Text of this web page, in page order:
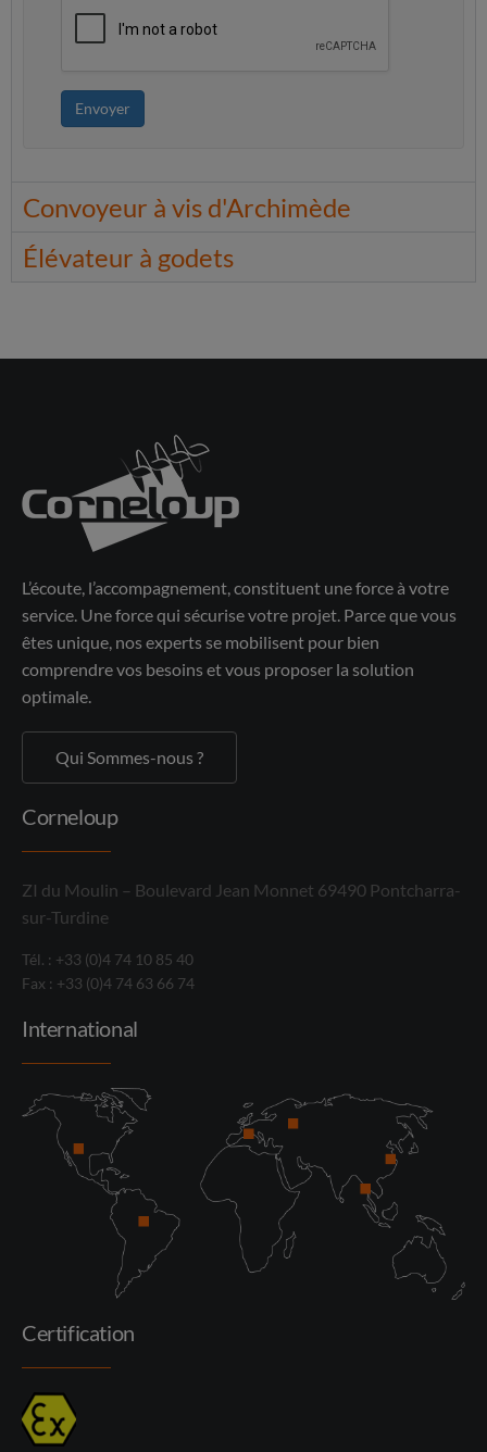
Envoyer
Convoyeur à vis d'Archimède
Élévateur à godets
L’écoute, l’accompagnement, constituent une force à votre
service. Une force qui sécurise votre projet. Parce que vous
êtes unique, nos experts se mobilisent pour bien
comprendre vos besoins et vous proposer la solution
optimale.
Qui Sommes-nous ?
Corneloup
ZI du Moulin – Boulevard Jean Monnet 69490 Pontcharra-
sur-Turdine
Tél. : +33 (0)4 74 10 85 40
Fax : +33 (0)4 74 63 66 74
International
Certification